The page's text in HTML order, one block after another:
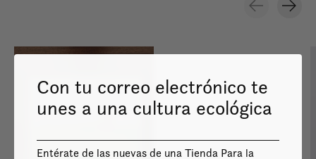
Con tu correo electrónico te
unes a una cultura ecológica
Entérate de las nuevas de una Tienda Para la